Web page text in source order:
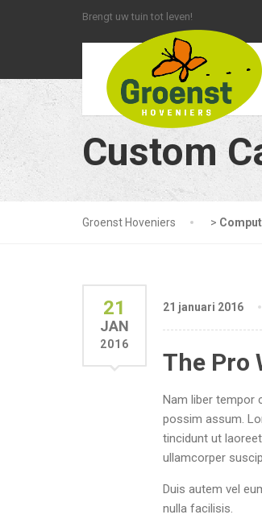
Brengt uw tuin tot leven!
Custom
Groenst Hoveniers >
21
JAN
2016
21 januari 2016
The Pro
Nam liber tempor
possim assum.
tincidunt ut
ullamcorper
Duis autem vel
nulla facilisis.